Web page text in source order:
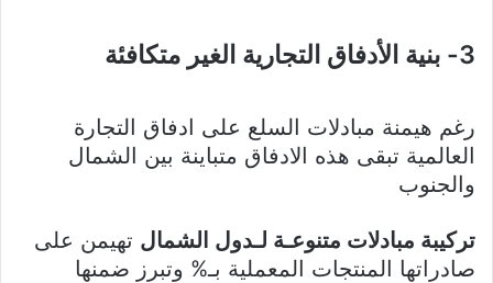
3- بنية الأدفاق التجارية الغير متكافئة
رغم هيمنة مبادلات السلع على ادفاق التجارة
العالمية تبقى هذه الادفاق متباينة بين الشمال
والجنوب
تركيبة مبادلات متنوعـة لـدول الشمال تهيمن على
صادراتها المنتجات المعملية بـ% وتبرز ضمنها